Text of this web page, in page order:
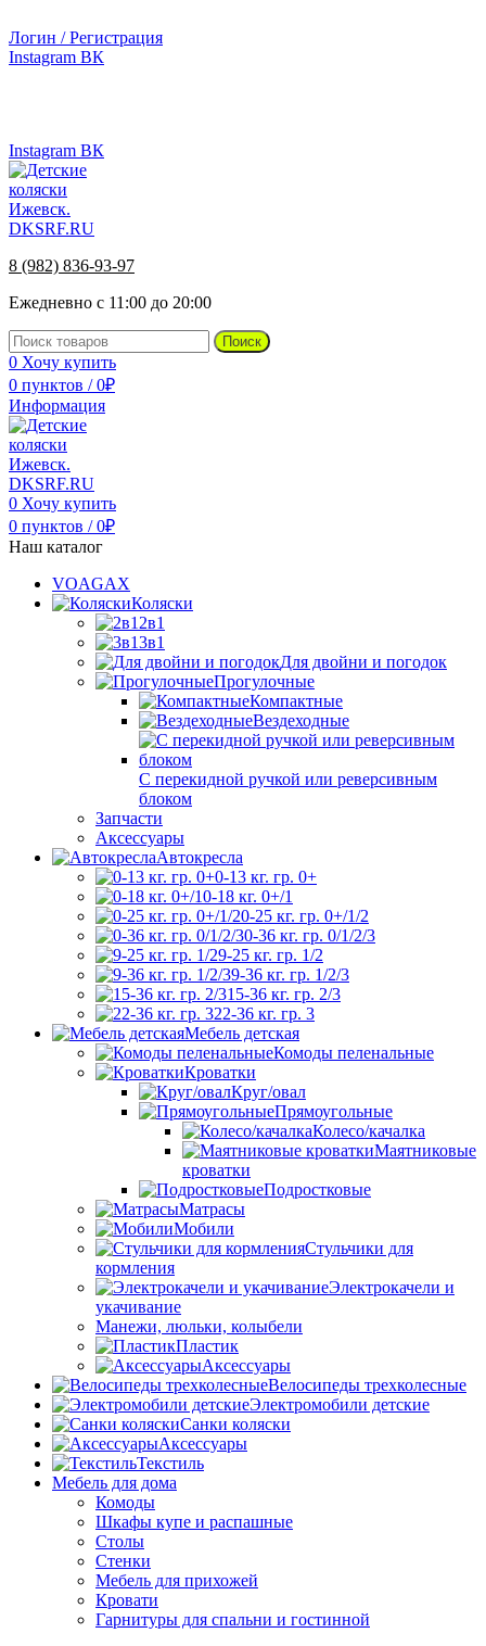
Логин / Регистрация
Instagram ВК
Instagram ВК
8 (982) 836-93-97
Ежедневно с 11:00 до 20:00
Поиск
0 Хочу купить
0 пунктов / 0₽
Информация
0 Хочу купить
0 пунктов / 0₽
Наш каталог
VOAGAX
Коляски
2в1
3в1
Для двойни и погодок
Прогулочные
Компактные
Вездеходные
С перекидной ручкой или реверсивным
блоком
Запчасти
Аксессуары
Автокресла
0-13 кг. гр. 0+
0-18 кг. 0+/1
0-25 кг. гр. 0+/1/2
0-36 кг. гр. 0/1/2/3
9-25 кг. гр. 1/2
9-36 кг. гр. 1/2/3
15-36 кг. гр. 2/3
22-36 кг. гр. 3
Мебель детская
Комоды пеленальные
Кроватки
Круг/овал
Прямоугольные
Колесо/качалка
Маятниковые
кроватки
Подростковые
Матрасы
Мобили
Стульчики для
кормления
Электрокачели и
укачивание
Манежи, люльки, колыбели
Пластик
Аксессуары
Велосипеды трехколесные
Электромобили детские
Санки коляски
Аксессуары
Текстиль
Мебель для дома
Комоды
Шкафы купе и распашные
Столы
Стенки
Мебель для прихожей
Кровати
Гарнитуры для спальни и гостинной